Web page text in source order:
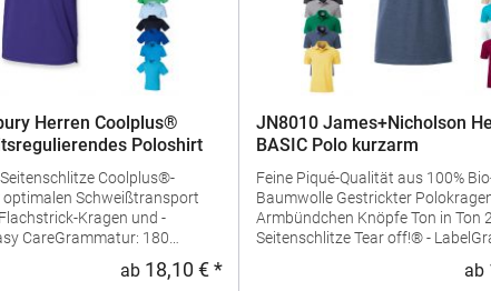
Herren Coolplus®
Poloshirt
optimalen Schweißtransport
Regulärer Preis:
ab 18,10 € *
JN8010 James+Nicholson
BASIC Polo kurzarm
Feine Piqué-Qualität aus 100%
Baumwolle Gestrickter Polokragen und
Armbündchen Knöpfe Ton in Ton 2 Knöpfe
Seitenschlitze Tear off!® - LabelGrammatur:
ab